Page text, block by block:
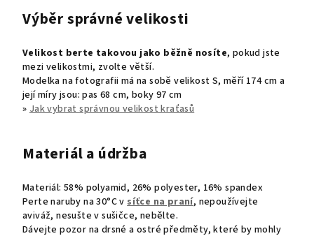
Výběr správné velikosti
Velikost berte takovou jako běžně nosíte, pokud jste
mezi velikostmi, zvolte větší.
Modelka na fotografii má na sobě velikost S, měří 174 cm a
její míry jsou: pas 68 cm, boky 97 cm
»Jak vybrat správnou velikost kraťasů
Materiál a údržba
Materiál:58% polyamid, 26% polyester, 16% spandex
Perte naruby na 30°C vsíťce na praní, nepoužívejte
aviváž, nesušte v sušičce, nebělte.
Dávejte pozor na drsné a ostré předměty, které by mohly